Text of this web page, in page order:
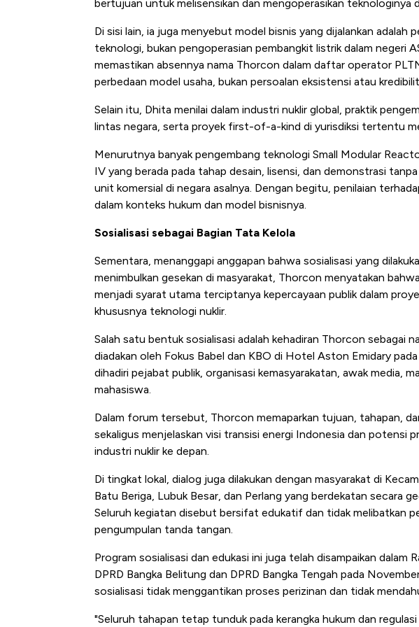
bertujuan untuk melisensikan dan mengoperasikan teknologinya
Di sisi lain, ia juga menyebut model bisnis yang dijalankan adalah
teknologi, bukan pengoperasian pembangkit listrik dalam negeri
memastikan absennya nama Thorcon dalam daftar operator
perbedaan model usaha, bukan persoalan eksistensi atau
Selain itu, Dhita menilai dalam industri nuklir global, praktik
lintas negara, serta proyek first-of-a-kind di yurisdiksi tertentu
Menurutnya banyak pengembang teknologi Small Modular
IV yang berada pada tahap desain, lisensi, dan demonstrasi
unit komersial di negara asalnya. Dengan begitu, penilaian
dalam konteks hukum dan model bisnisnya.
Sosialisasi sebagai Bagian Tata Kelola
Sementara, menanggapi anggapan bahwa sosialisasi yang
menimbulkan gesekan di masyarakat, Thorcon menyatakan
menjadi syarat utama terciptanya kepercayaan publik dalam
khususnya teknologi nuklir.
Salah satu bentuk sosialisasi adalah kehadiran Thorcon sebagai
diadakan oleh Fokus Babel dan KBO di Hotel Aston Emidary
dihadiri pejabat publik, organisasi kemasyarakatan, awak media,
mahasiswa.
Dalam forum tersebut, Thorcon memaparkan tujuan, tahapan,
sekaligus menjelaskan visi transisi energi Indonesia dan potensi
industri nuklir ke depan.
Di tingkat lokal, dialog juga dilakukan dengan masyarakat di
Batu Beriga, Lubuk Besar, dan Perlang yang berdekatan secara
Seluruh kegiatan disebut bersifat edukatif dan tidak melibatkan
pengumpulan tanda tangan.
Program sosialisasi dan edukasi ini juga telah disampaikan dalam
DPRD Bangka Belitung dan DPRD Bangka Tengah pada
sosialisasi tidak menggantikan proses perizinan dan tidak
"Seluruh tahapan tetap tunduk pada kerangka hukum dan
Tembaga Terbang ke Zona Berbahaya